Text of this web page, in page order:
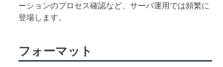
ーションのプロセス確認など、サーバ運用では頻繁に
登場します。
フォーマット